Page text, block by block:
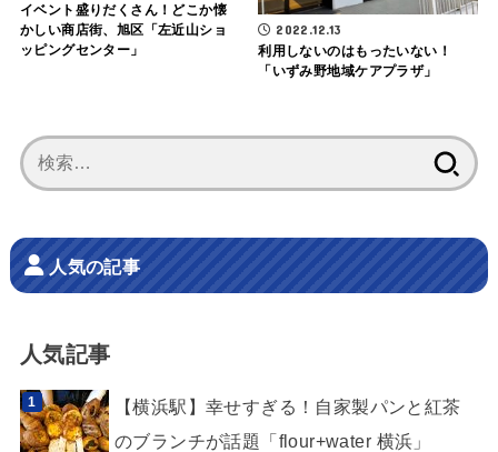
イベント盛りだくさん！どこか懐
かしい商店街、旭区「左近山ショ
ッピングセンター」
2022.12.13
利用しないのはもったいない！
「いずみ野地域ケアプラザ」
索:
人気の記事
人気記事
【横浜駅】幸せすぎる！自家製パンと紅茶
のブランチが話題「flour+water 横浜」